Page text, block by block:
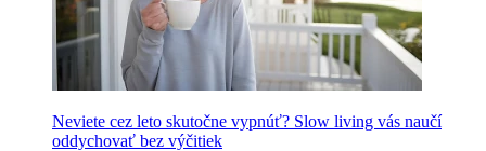
Neviete cez leto skutočne vypnúť? Slow living vás naučí
oddychovať bez výčitiek